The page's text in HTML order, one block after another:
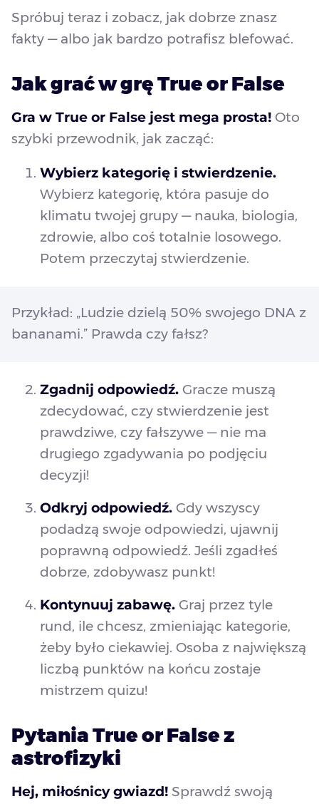
Spróbuj teraz i zobacz, jak dobrze znasz
fakty — albo jak bardzo potrafisz blefować.
Jak grać w grę True or False
Gra w True or False jest mega prosta! Oto
szybki przewodnik, jak zacząć:
Wybierz kategorię i stwierdzenie.
Wybierz kategorię, która pasuje do
klimatu twojej grupy — nauka, biologia,
zdrowie, albo coś totalnie losowego.
Potem przeczytaj stwierdzenie.
Przykład: „Ludzie dzielą 50% swojego DNA z
bananami.” Prawda czy fałsz?
Zgadnij odpowiedź. Gracze muszą
zdecydować, czy stwierdzenie jest
prawdziwe, czy fałszywe — nie ma
drugiego zgadywania po podjęciu
decyzji!
Odkryj odpowiedź. Gdy wszyscy
podadzą swoje odpowiedzi, ujawnij
poprawną odpowiedź. Jeśli zgadłeś
dobrze, zdobywasz punkt!
Kontynuuj zabawę. Graj przez tyle
rund, ile chcesz, zmieniając kategorie,
żeby było ciekawiej. Osoba z największą
liczbą punktów na końcu zostaje
mistrzem quizu!
Pytania True or False z
astrofizyki
Hej, miłośnicy gwiazd! Sprawdź swoją